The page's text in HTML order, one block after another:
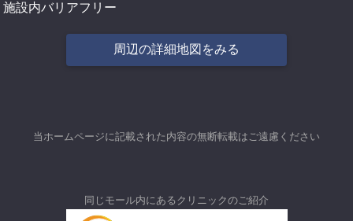
施設内バリアフリー
周辺の詳細地図をみる
当ホームページに記載された内容の無断転載はご遠慮ください
同じモール内にあるクリニックのご紹介